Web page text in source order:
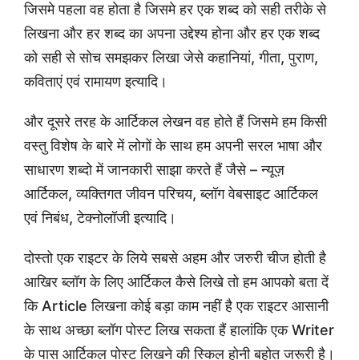
जिसमे पहला वह होता है जिसमे हर एक शब्द को सही तरीके से
लिखना और हर शब्द का अपना उद्देश्य होना और हर एक शब्द
को सही से सोच समझकर लिखा जेसे कहानियां, गीता, पुराण,
कविताएं एवं रामायण इत्यादि।
और दूसरे तरह के आर्टिकल लेखन वह होते हैं जिसमे हम किसी
वस्तु विशेष के बारे में लोगों के साथ हम अपनी सरल भाषा और
साधारण शब्दो में जानकारी साझा करते हैं जैसे – न्यूज़
आर्टिकल, व्यक्तिगत जीवन परिचय, ब्लॉग वेबसाइट आर्टिकल
एवं निबंध, टेक्नोलॉजी इत्यादि।
दोस्तो एक राइटर के लिये सबसे अहम और जरुरी चीज होती है
आखिर ब्लॉग के लिए आर्टिकल कैसे लिखे तो हम आपको बता दें
कि Article लिखना कोई बड़ा काम नहीं है एक राइटर आसानी
के साथ अच्छा ब्लॉग पोस्ट लिख सकता हैं हालांकि एक Writer
के पास आर्टिकल पोस्ट लिखने की स्किल होनी बहोत जरूरी है।